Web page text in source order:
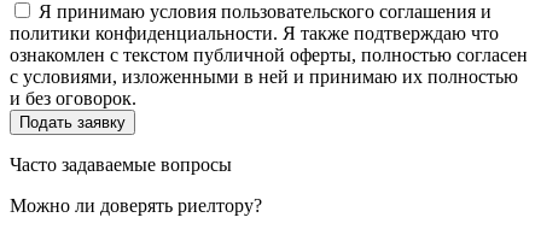
Я принимаю условия пользовательского соглашения и
политики конфиденциальности. Я также подтверждаю что
ознакомлен с текстом публичной оферты, полностью согласен
с условиями, изложенными в ней и принимаю их полностью
и без оговорок.
Часто задаваемые вопросы
Можно ли доверять риелтору?